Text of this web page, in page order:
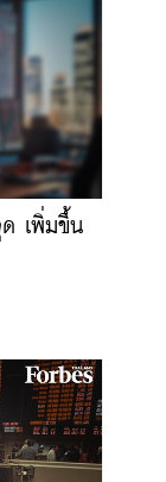
เพิ่มขึ้น